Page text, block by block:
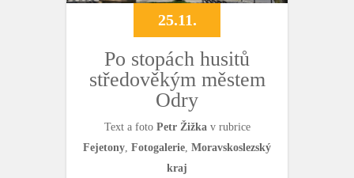
25.11.
Po stopách husitů
středověkým městem
Odry
Text a foto Petr Žižkav rubrice
Fejetony, Fotogalerie, Moravskoslezský
kraj